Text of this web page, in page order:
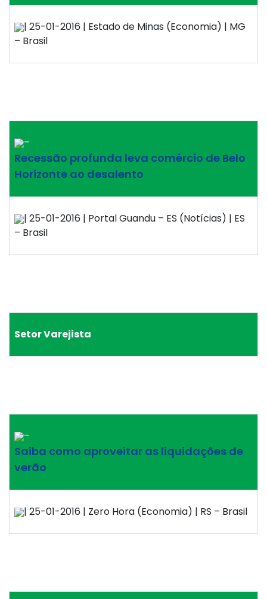
| 25-01-2016 | Estado de Minas (Economia) | MG
– Brasil
–
Recessão profunda leva comércio de Belo
Horizonte ao desalento
| 25-01-2016 | Portal Guandu – ES (Notícias) | ES
– Brasil
Setor Varejista
–
Saiba como aproveitar as liquidações de
verão
| 25-01-2016 | Zero Hora (Economia) | RS – Brasil